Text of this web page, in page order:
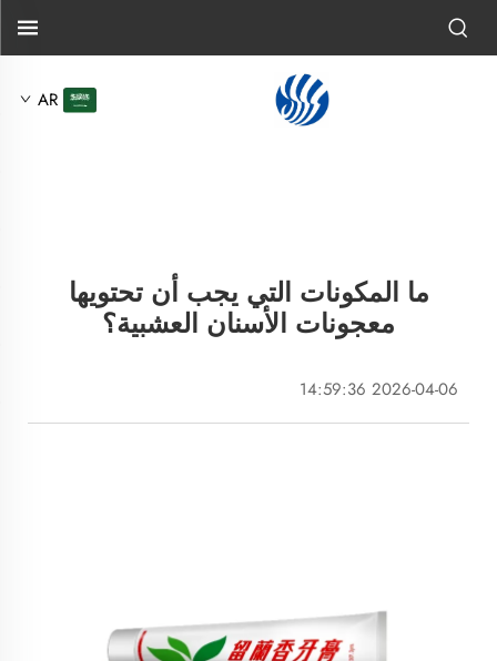
AR
ما المكونات التي يجب أن تحتويها
معجونات الأسنان العشبية؟
2026-04-06 14:59:36